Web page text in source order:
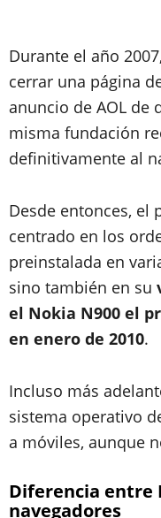
Durante el año
cerrar una página
anuncio de AOL de
misma fundación
definitivamente al
Desde entonces, el
centrado en los
preinstalada en
sino también en su
el Nokia N900 el
en enero de 2010.
Incluso más
sistema operativo
a móviles, aunque
Diferencia entre
navegadores